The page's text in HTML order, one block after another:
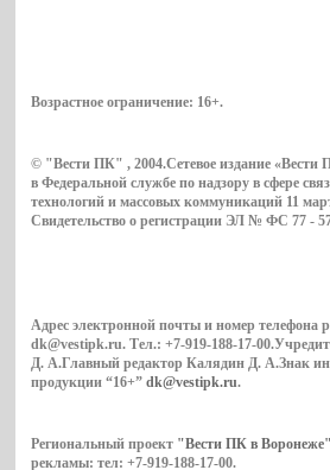
Возрастное ограничение: 16+.
© "Вести ПК" , 2004.Сетевое издание «Вести
в Федеральной службе по надзору в сфере
технологий и массовых коммуникаций 11
Свидетельство о регистрации ЭЛ № ФС 77 -
Адрес электронной почты и номер телефона
dk@vestipk.ru. Тел.: +7-919-188-17-
Д. А.Главный редактор Калядин Д. А.Знак
продукции “16+”dk@vestipk.ru.
Региональный проект "Вести ПК в
рекламы: тел: +7-919-188-17-00.